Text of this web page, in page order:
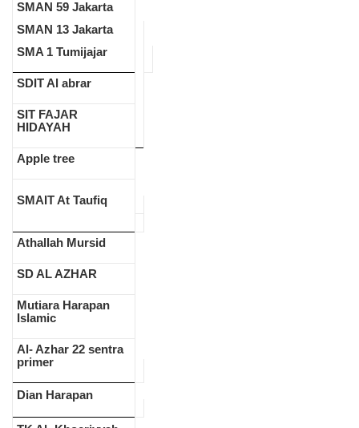
SMAN 59 Jakarta
SMAN 13 Jakarta
SMA 1 Tumijajar
SDIT Al abrar
SIT FAJAR
HIDAYAH
Apple tree
SMAIT At Taufiq
Athallah Mursid
SD AL AZHAR
Mutiara Harapan
Islamic
Al- Azhar 22 sentra
primer
Dian Harapan